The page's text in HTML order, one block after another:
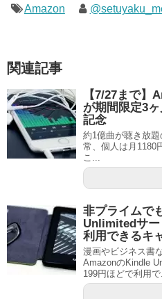
Amazon
関連記事
【7/27まで
が期間限定3
記念
約1億曲が聴き放
常、個人は月1180
こ...
非プライムで
Unlimitedサー
利用できるキ
漫画やビジネス書
AmazonのKindle
199円ほどで利用で